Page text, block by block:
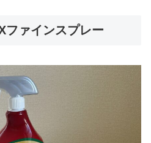
ファインスプレー